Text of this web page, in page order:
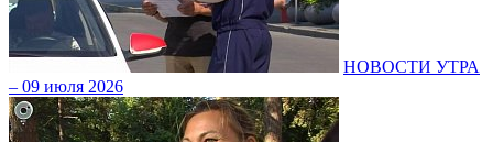
НОВОСТИ УТРА
– 09 июля 2026